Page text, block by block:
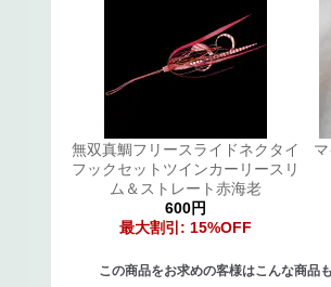
無双真鯛フリースライドネクタイ
フックセットツインカーリースリ
ム＆ストレート赤海老
600円
最大割引: 15%OFF
この商品をお求めの客様はこんな商品